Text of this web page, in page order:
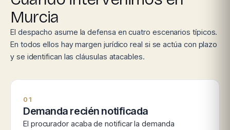
Murcia
El despacho asume la defensa en cuatro escenarios típicos.
En todos ellos hay margen jurídico real si se actúa con plazo
y se identifican las cláusulas atacables.
01
Demanda recién notificada
El procurador acaba de notificar la demanda